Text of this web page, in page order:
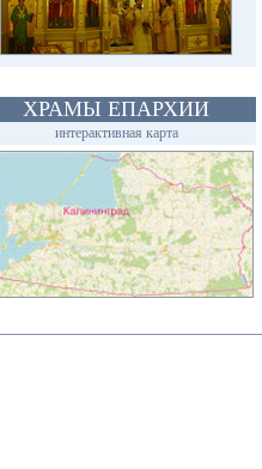
ХРАМЫ ЕПАРХИИ
интерактивная карта